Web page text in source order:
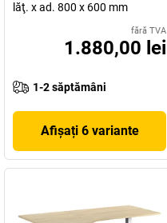
lăţ. x ad. 800 x 600 mm
fără TVA
1.880,00 lei
1-2 săptămâni
Afișați 6 variante